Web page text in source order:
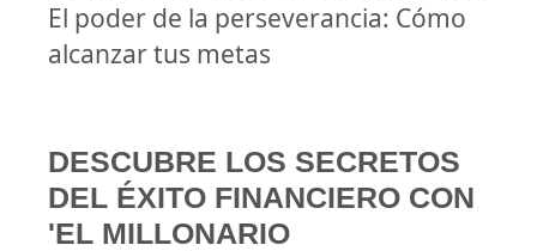
El poder de la perseverancia: Cómo
alcanzar tus metas
DESCUBRE LOS SECRETOS
DEL ÉXITO FINANCIERO CON
'EL MILLONARIO